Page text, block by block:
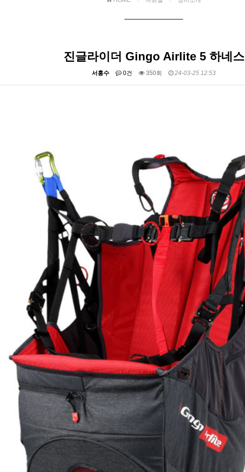
진글라이더 Gingo Airlite 5 하네스
서홍수 0건 350회 24-03-25 12:53